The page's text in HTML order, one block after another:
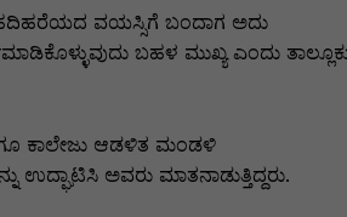
ಹದಿಹರೆಯದ ವಯಸ್ಸಿಗೆ ಬಂದಾಗ ಅದು
ಬಹಳ ಮುಖ್ಯ ಎಂದು
ಕಾಲೇಜು ಆಡಳಿತ ಮಂಡಳಿ
ಉದ್ಘಾಟಿಸಿ ಅವರು ಮಾತನಾಡುತ್ತಿದ್ದರು.